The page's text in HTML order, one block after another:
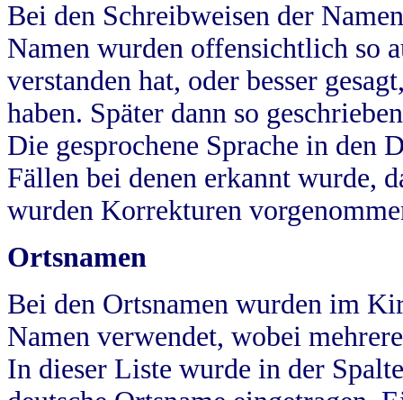
Bei den Schreibweisen der
Namen wurden offensichtlich so
verstanden hat, oder besser
haben. Später dann so
Die gesprochene Sprache in
Fällen bei denen erkannt wurde,
wurden Korrekturen
Ortsnamen
Bei den Ortsnamen wurden im
Namen verwendet, wobei
In dieser Liste wurde in der